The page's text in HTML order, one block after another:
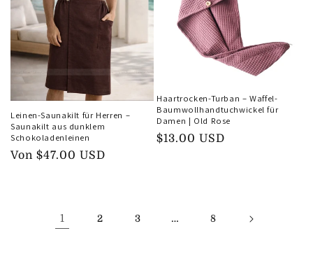
Leinen-Saunakilt für Herren –
Saunakilt aus dunklem
Schokoladenleinen
Normaler
Von $47.00 USD
Haartrocken-Turban – Waffel-
Baumwollhandtuchwickel für
Damen | Old Rose
Normaler
$13.00 USD
1 2 3 … 8